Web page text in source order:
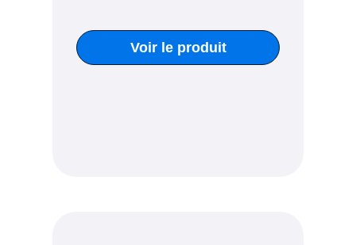
Voir le produit